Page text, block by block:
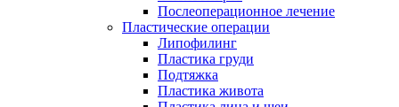
Послеоперационное лечение
Пластические операции
Липофилинг
Пластика груди
Подтяжка
Пластика живота